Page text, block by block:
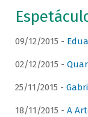
09/12/2015 -
02/12/2015 -
25/11/2015 -
18/11/2015 - A